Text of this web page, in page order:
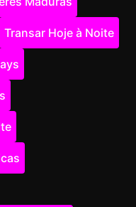
Transar Hoje à Noite